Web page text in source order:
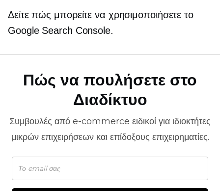
Δείτε πώς μπορείτε να χρησιμοποιήσετε το
Google Search Console.
Πώς να πουλήσετε στο
Διαδίκτυο
Συμβουλές από e-commerce ειδικοί για ιδιοκτήτες
μικρών επιχειρήσεων και επίδοξους επιχειρηματίες.